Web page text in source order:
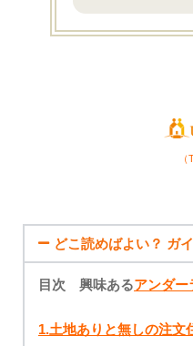
どこ読めばよい？ ガ
目次 興味あるアンダー
1.土地ありと無しの注文